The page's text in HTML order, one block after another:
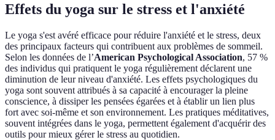
Effets du yoga sur le stress et l'anxiété
Le yoga s'est avéré efficace pour réduire l'anxiété et le stress, deux
des principaux facteurs qui contribuent aux problèmes de sommeil.
Selon les données de l’American Psychological Association, 57 %
des individus qui pratiquent le yoga régulièrement déclarent une
diminution de leur niveau d'anxiété. Les effets psychologiques du
yoga sont souvent attribués à sa capacité à encourager la pleine
conscience, à dissiper les pensées égarées et à établir un lien plus
fort avec soi-même et son environnement. Les pratiques méditatives,
souvent intégrées dans le yoga, permettent également d'acquérir des
outils pour mieux gérer le stress au quotidien.